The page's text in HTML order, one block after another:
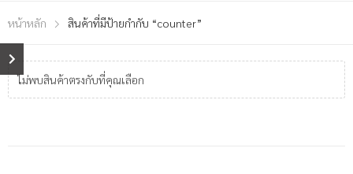
หน้าหลัก สินค้าที่มีป้ายกำกับ “counter”
ไม่พบสินค้าตรงกับที่คุณเลือก